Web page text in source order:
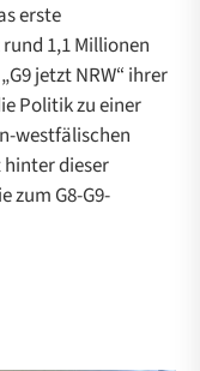
erste
1,1 Millionen
jetzt NRW“ ihrer
Politik zu einer
westfälischen
hinter dieser
zum G8-G9-